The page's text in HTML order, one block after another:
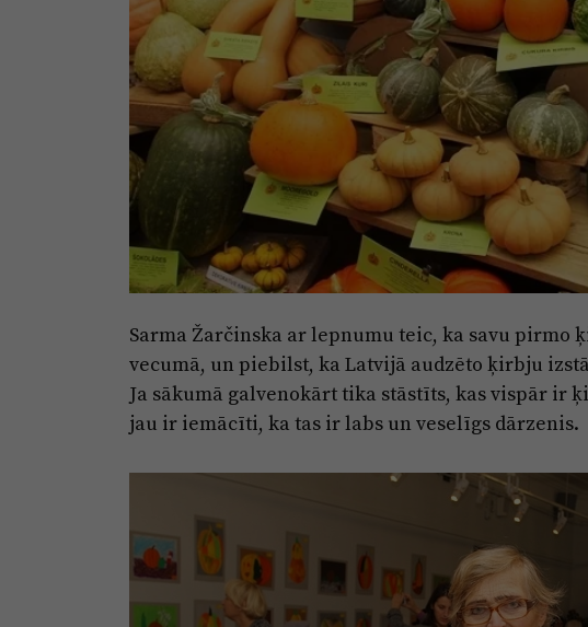
Sarma Žarčinska ar lepnumu teic, ka savu pirmo
vecumā, un piebilst, ka Latvijā audzēto ķirbju
Ja sākumā galvenokārt tika stāstīts, kas vispār ir
jau ir iemācīti, ka tas ir labs un veselīgs dārzenis.